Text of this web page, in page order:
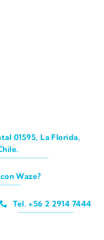
01595, La Florida,
Waze?
Tel. +56 2 2914 7444